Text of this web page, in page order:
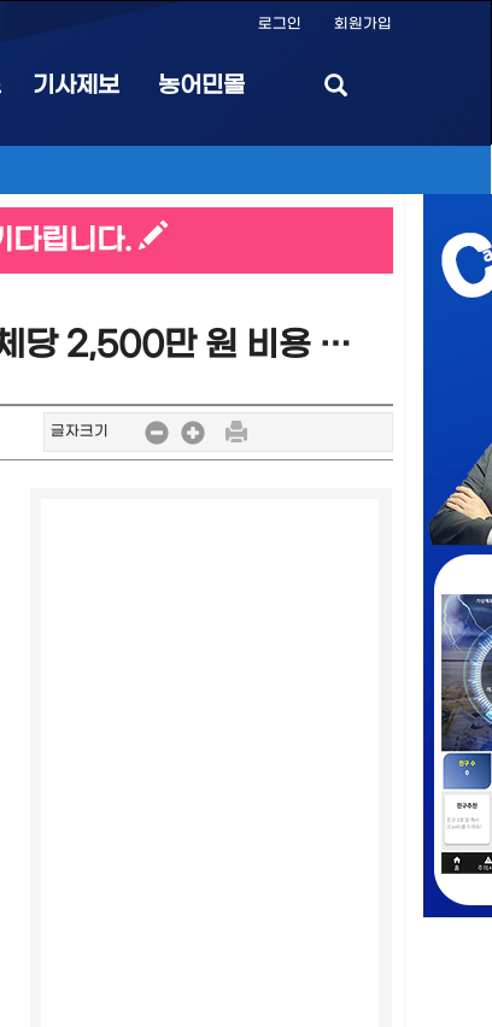
로그인 회원가입
기사제보 농어민몰
다립니다.
유기농업자재 시험성적서 인정범위 확대…농관원, 공시 규제 완화로 업체당 2,500만 원 비용 절감
글자크기